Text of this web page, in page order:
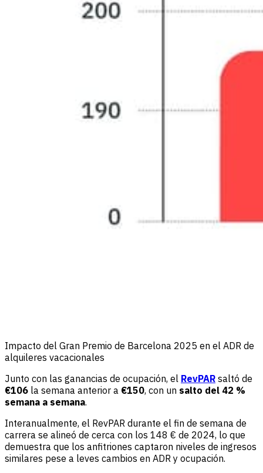
Impacto del Gran Premio de Barcelona 2025 en el ADR de
alquileres vacacionales
Junto con las ganancias de ocupación, el RevPAR saltó de
€106 la semana anterior a €150, con un salto del 42 %
semana a semana.
Interanualmente, el RevPAR durante el fin de semana de
carrera se alineó de cerca con los 148 € de 2024, lo que
demuestra que los anfitriones captaron niveles de ingresos
similares pese a leves cambios en ADR y ocupación.